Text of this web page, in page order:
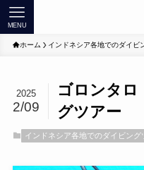
MENU
ホーム インドネシア各地でのダイビ
ゴロンタ
グツアー
2025
2/09
インドネシア各地でのダイビング